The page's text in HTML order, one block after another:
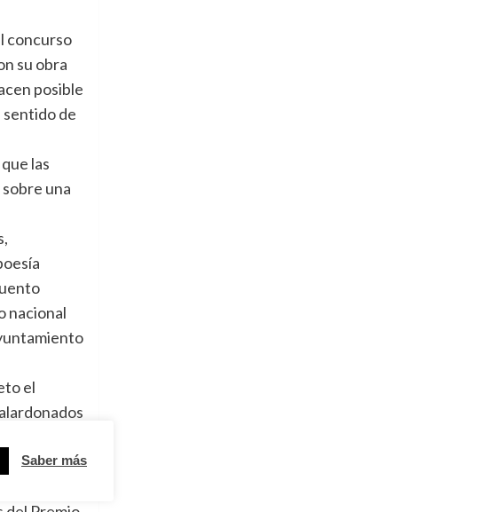
concurso
su obra
posible
sentido de
las
una
nacional
el
de
Saber más